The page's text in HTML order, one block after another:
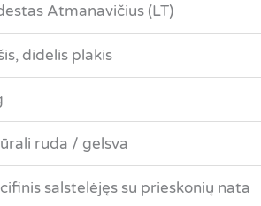
Atmanavičius (LT)
didelis plakis
ruda / gelsva
salstelėjęs su prieskonių nata